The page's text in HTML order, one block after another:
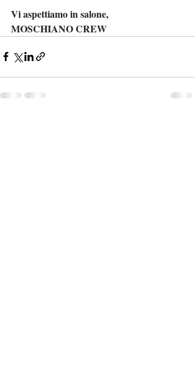
Vi aspettiamo in salone,
MOSCHIANO CREW